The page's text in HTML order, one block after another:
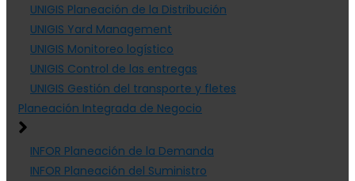
UNIGIS Planeación de la Distribución
UNIGIS Yard Management
UNIGIS Monitoreo logístico
UNIGIS Control de las entregas
UNIGIS Gestión del transporte y fletes
Planeación Integrada de Negocio
INFOR Planeación de la Demanda
INFOR Planeación del Suministro